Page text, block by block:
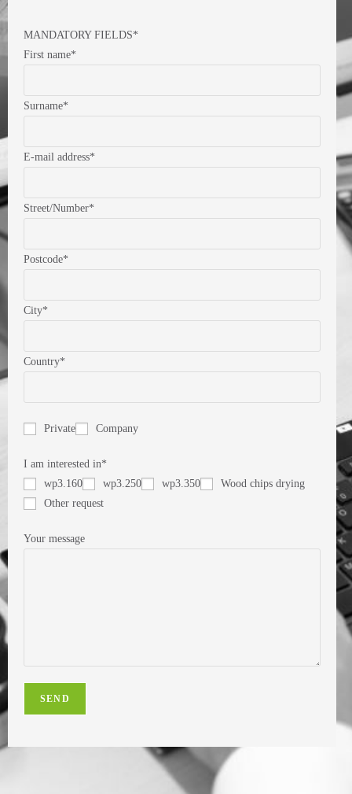
MANDATORY FIELDS*
First name*
Surname*
E-mail address*
Street/Number*
Postcode*
City*
Country*
Private Company
I am interested in*
wp3.160
wp3.250 wp3.350
Wood chips drying
Other request
Your message